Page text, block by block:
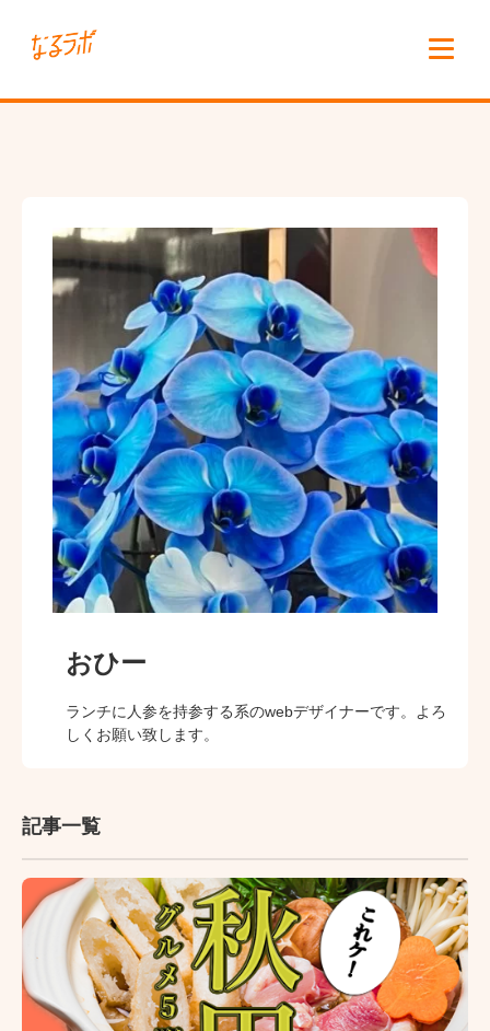
おひー
ランチに人参を持参する系のwebデザイナーです。よろ
しくお願い致します。
記事一覧